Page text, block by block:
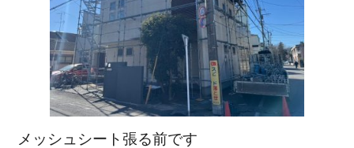
メッシュシート張る前です